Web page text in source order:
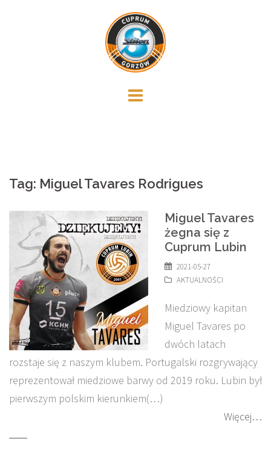
Tag: Miguel Tavares Rodrigues
Miguel Tavares
żegna się z
Cuprum Lubin
2021-05-27
AKTUALNOŚCI
Miedziowy kapitan
Miguel Tavares po
dwóch latach
rozstaje się z naszym klubem. Portugalski rozgrywający
reprezentował miedziowe barwy od 2019 roku. Lubin był
pierwszym polskim kierunkiem(…)
Więcej…